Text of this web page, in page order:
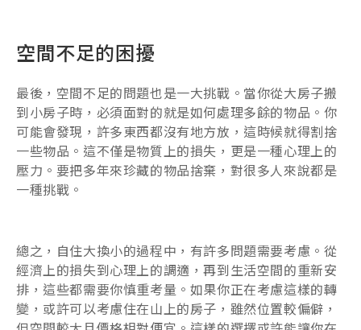
空間不足的困擾
最後，空間不足的問題也是一大挑戰。當你從大房子搬
到小房子時，必須面對的就是如何處理多餘的物品。你
可能會發現，許多東西都沒有地方放，這時候就得割捨
一些物品。這不僅是物質上的損失，更是一種心理上的
壓力。要把多年來珍藏的物品捨棄，對很多人來說都是
一種挑戰。
總之，自住大換小的過程中，有許多問題需要考慮。從
經濟上的損失到心理上的調適，再到生活空間的重新安
排，這些都需要你慎重考量。如果你正在考慮這樣的轉
變，或許可以考慮住在山上的房子，雖然位置較偏僻，